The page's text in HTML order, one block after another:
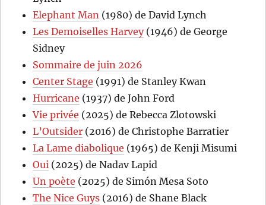
Elephant Man (1980) de David Lynch
Les Demoiselles Harvey(1946) de George
Sidney
Sommaire de juin 2026
Center Stage (1991) de Stanley Kwan
Hurricane (1937) de John Ford
Vie privée (2025) de Rebecca Zlotowski
L’Outsider (2016) de Christophe Barratier
La Lame diabolique (1965) de Kenji Misumi
Oui (2025) de Nadav Lapid
Un poète (2025) de Simón Mesa Soto
The Nice Guys (2016) de Shane Black